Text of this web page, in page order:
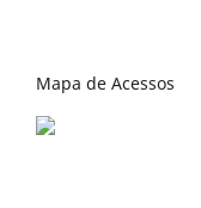
Mapa de Acessos